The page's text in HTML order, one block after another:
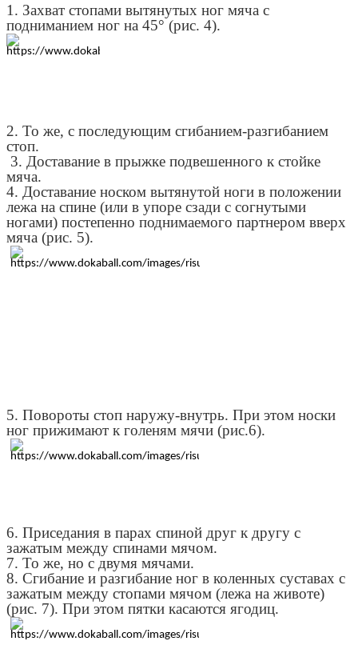
1. Захват стопами вытянутых ног мяча с
подниманием ног на 45° (рис. 4).
2. То же, с последующим сгибанием-разгибанием
стоп.
3. Доставание в прыжке подвешенного к стойке
мяча.
4. Доставание носком вытянутой ноги в положении
лежа на спине (или в упоре сзади с согнутыми
ногами) постепенно поднимаемого партнером вверх
мяча (рис. 5).
5. Повороты стоп наружу-внутрь. При этом носки
ног прижимают к голеням мячи (рис.6).
6. Приседания в парах спиной друг к другу с
зажатым между спинами мячом.
7. То же, но с двумя мячами.
8. Сгибание и разгибание ног в коленных суставах с
зажатым между стопами мячом (лежа на животе)
(рис. 7). При этом пятки касаются ягодиц.